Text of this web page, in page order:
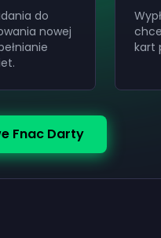
do
nowej
kart
Fnac Darty